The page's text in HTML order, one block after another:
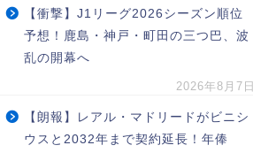
【衝撃】J1リーグ2026シーズン順位
予想！鹿島・神戸・町田の三つ巴、波
乱の開幕へ
2026年8月7日
【朗報】レアル・マドリードがビニシ
ウスと2032年まで契約延長！年俸